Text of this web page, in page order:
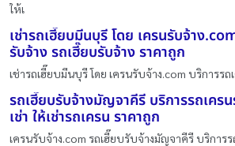
ให้เ
เช่ารถเฮี๊ยบมีนบุรี โดย เครนรับจ้าง
รับจ้าง รถเฮี๊ยบรับจ้าง ราคาถูก
เช่ารถเฮี๊ยบมีนบุรี โดย เครนรับจ้าง.com บริการรถ
รถเฮี๊ยบรับจ้างมัญจาคีรี บริการรถเครน
เช่า ให้เช่ารถเครน ราคาถูก
เครนรับจ้าง.com รถเฮี๊ยบรับจ้างมัญจาคีรี บริการ